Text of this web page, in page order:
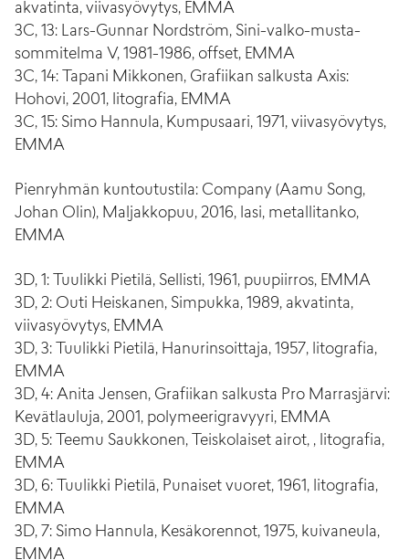
akvatinta, viivasyövytys, EMMA
3C, 13: Lars-Gunnar Nordström, Sini-valko-musta-
sommitelma V, 1981-1986, offset, EMMA
3C, 14: Tapani Mikkonen, Grafiikan salkusta Axis:
Hohovi, 2001, litografia, EMMA
3C, 15: Simo Hannula, Kumpusaari, 1971, viivasyövytys,
EMMA
Pienryhmän kuntoutustila: Company (Aamu Song,
Johan Olin), Maljakkopuu, 2016, lasi, metallitanko,
EMMA
3D, 1: Tuulikki Pietilä, Sellisti, 1961, puupiirros, EMMA
3D, 2: Outi Heiskanen, Simpukka, 1989, akvatinta,
viivasyövytys, EMMA
3D, 3: Tuulikki Pietilä, Hanurinsoittaja, 1957, litografia,
EMMA
3D, 4: Anita Jensen, Grafiikan salkusta Pro Marrasjärvi:
Kevätlauluja, 2001, polymeerigravyyri, EMMA
3D, 5: Teemu Saukkonen, Teiskolaiset airot, , litografia,
EMMA
3D, 6: Tuulikki Pietilä, Punaiset vuoret, 1961, litografia,
EMMA
3D, 7: Simo Hannula, Kesäkorennot, 1975, kuivaneula,
EMMA